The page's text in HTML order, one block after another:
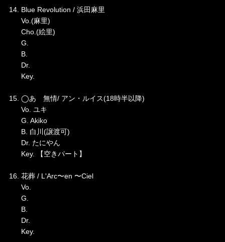
14. Blue Revolution / 浜田麻里
Vo.(麻里)
Cho.(絵里)
G.
B.
Dr.
Key.
15. ◯あゝ無情/ アン・ルイス(18時半以降)
Vo. ユキ
G. Akiko
B. 白川(譲渡可)
Dr. たにやん
Key. 【空きパート】
16. 花葬 / L'Arc〜en 〜Ciel
Vo.
G.
B.
Dr.
Key.